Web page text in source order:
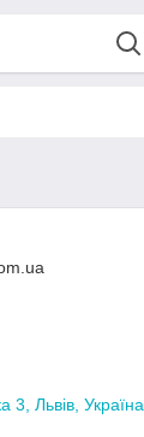
Львів, Україна